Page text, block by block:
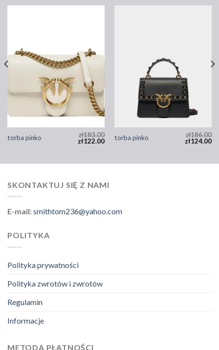
torba pinko zł183.00
zł122.00 torba pinko zł186.00
zł124.00
SKONTAKTUJ SIĘ Z NAMI
E-mail:smithtom236@yahoo.com
POLITYKA
Polityka prywatności
Polityka zwrotów i zwrotów
Regulamin
Informacje
METODA PŁATNOŚCI